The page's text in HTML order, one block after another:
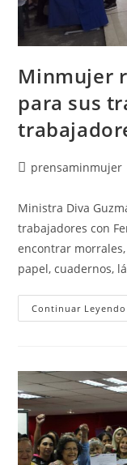
Minmujer
para sus
prensaminmujer
Ministra Diva
trabajadores con
encontrar
papel, cuadernos,
Continuar Leyendo